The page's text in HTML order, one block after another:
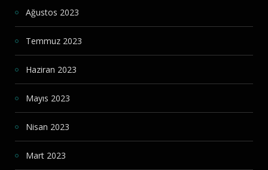
Ağustos 2023
Temmuz 2023
Haziran 2023
Mayıs 2023
Nisan 2023
Mart 2023